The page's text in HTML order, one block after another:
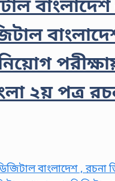
২য় পত্র